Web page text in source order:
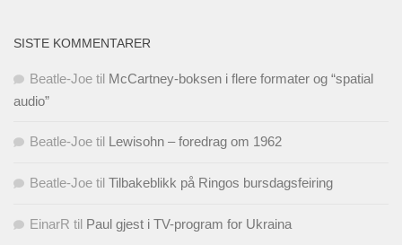
SISTE KOMMENTARER
Beatle-Joe til McCartney-boksen i flere formater og “spatial
audio”
Beatle-Joe til Lewisohn – foredrag om 1962
Beatle-Joe til Tilbakeblikk på Ringos bursdagsfeiring
EinarR til Paul gjest i TV-program for Ukraina